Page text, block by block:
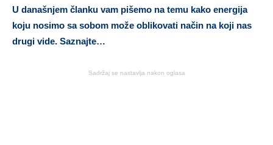
U današnjem članku vam pišemo na temu kako energija
koju nosimo sa sobom može oblikovati način na koji nas
drugi vide. Saznajte…
Sadržaj se nastavlja nakon oglasa